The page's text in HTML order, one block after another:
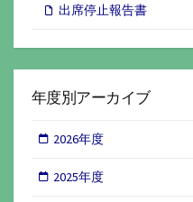
出席停止報告書
年度別アーカイブ
2026年度
2025年度